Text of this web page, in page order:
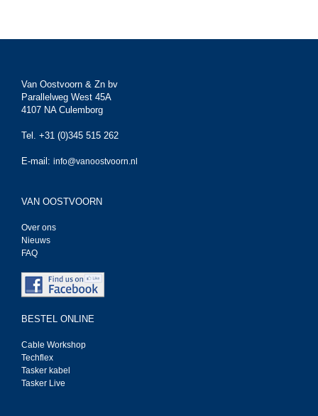
Van Oostvoorn & Zn bv
Parallelweg West 45A
4107 NA Culemborg
Tel. +31 (0)345 515 262
E-mail: info@vanoostvoorn.nl
VAN OOSTVOORN
Over ons
Nieuws
FAQ
BESTEL ONLINE
Cable Workshop
Techflex
Tasker kabel
Tasker Live